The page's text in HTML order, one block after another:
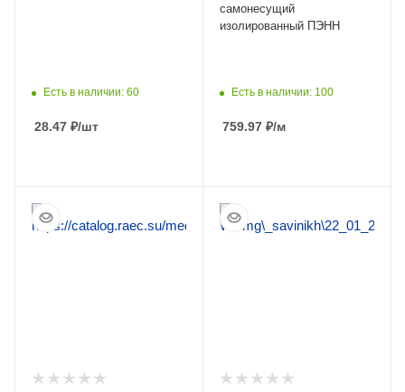
Есть в наличии: 60
28.47 ₽/шт
самонесущий
изолированный ПЭНН
Есть в наличии: 100
759.97 ₽/м